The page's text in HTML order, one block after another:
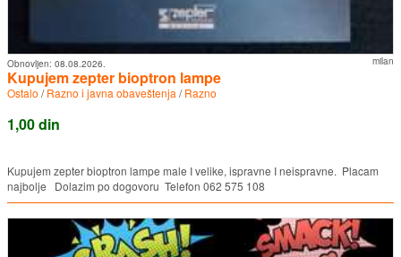
milan
Obnovljen: 08.08.2026.
Kupujem zepter bioptron lampe
Ostalo /Razno i javna obaveštenja /Razno
1,00 din
Kupujem zepter bioptron lampe male I velike, ispravne I neispravne. Placam
najbolje Dolazim po dogovoru Telefon 062 575 108